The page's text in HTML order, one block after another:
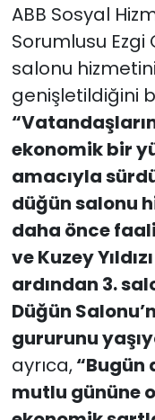
ABB Sosyal
Sorumlusu
salonu
genişletildiğini
ekonomik bir
amacıyla
düğün salonu
daha önce
ve Kuzey
ardından 3.
Düğün
gururunu
ayrıca,“Bugün
mutlu gününe